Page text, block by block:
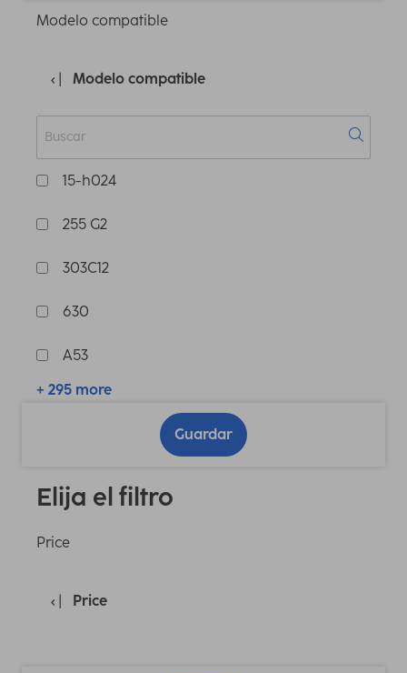
Modelo compatible
Modelo compatible
15-h024
255 G2
303C12
630
A53
+ 295 more
Guardar
Elija el filtro
Price
Price